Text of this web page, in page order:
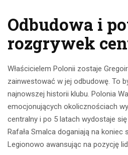
Odbudowa i
rozgrywek
Właścicielem Polonii zostaje
zainwestować w jej odbudowę. To
najnowszej historii klubu. Polonia
emocjonujących okolicznościach
centralny i po 5 latach wydostaje
Rafała Smalca doganiają na koniec
Legionowo awansując na pozycję